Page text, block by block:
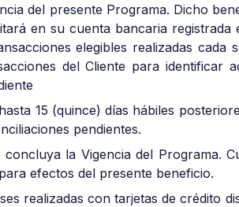
del presente Programa. Dicho
en su cuenta bancaria registrada
elegibles realizadas cada
del Cliente para identificar
15 (quince) días hábiles
pendientes.
la Vigencia del Programa.
efectos del presente beneficio.
realizadas con tarjetas de crédito